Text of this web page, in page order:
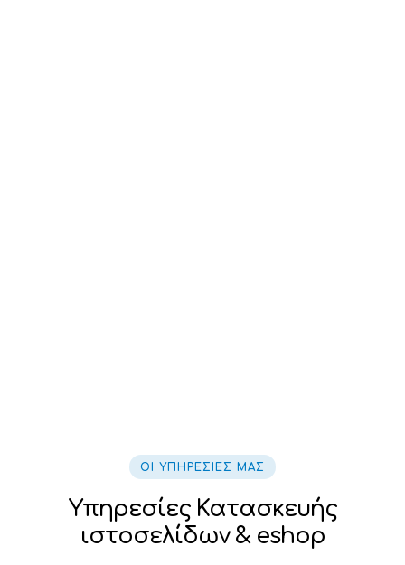
ΟΙ ΥΠΗΡΕΣΙΕΣ ΜΑΣ
Υπηρεσίες Κατασκευής
ιστοσελίδων & eshop